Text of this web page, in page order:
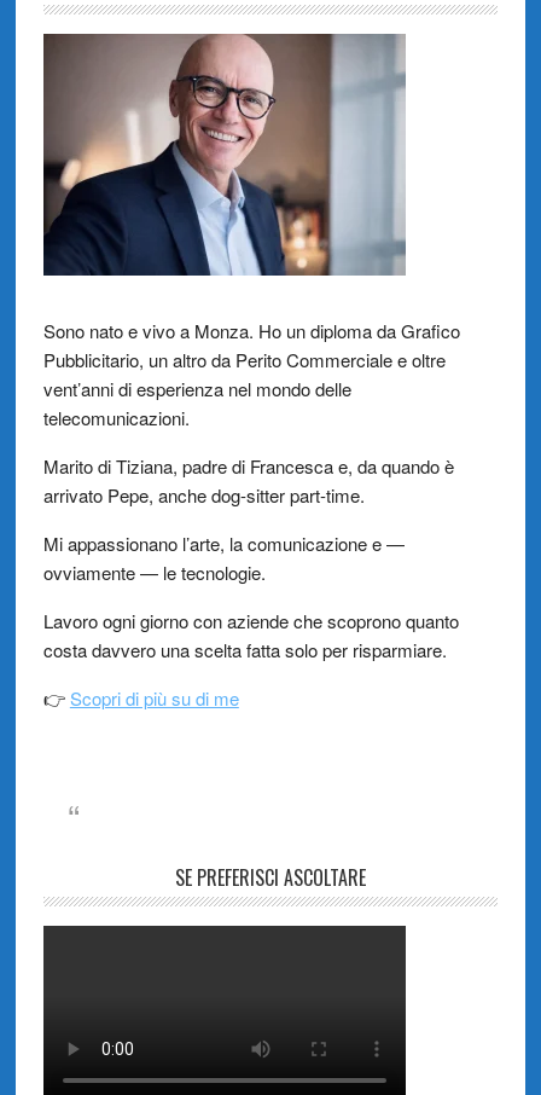
Sono nato e vivo a Monza. Ho un diploma da Grafico
Pubblicitario, un altro da Perito Commerciale e oltre
vent’anni di esperienza nel mondo delle
telecomunicazioni.
Marito di Tiziana, padre di Francesca e, da quando è
arrivato Pepe, anche dog-sitter part-time.
Mi appassionano l’arte, la comunicazione e —
ovviamente — le tecnologie.
Lavoro ogni giorno con aziende che scoprono quanto
costa davvero una scelta fatta solo per risparmiare.
👉Scopri di più su di me
SE PREFERISCI ASCOLTARE